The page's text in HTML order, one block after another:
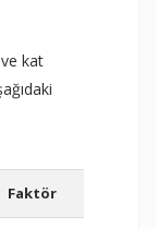
kat
Faktör